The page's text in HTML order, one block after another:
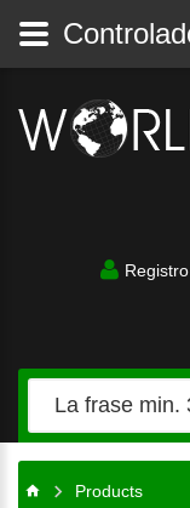
Registro
Products